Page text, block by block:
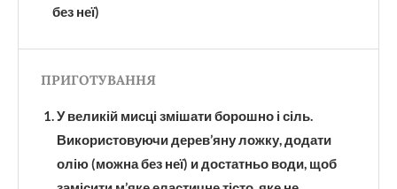
без неї)
ПРИГОТУВАННЯ
У великій мисці змішати борошно і сіль.
Використовуючи дерев’яну ложку, додати
олію (можна без неї) и достатньо води, щоб